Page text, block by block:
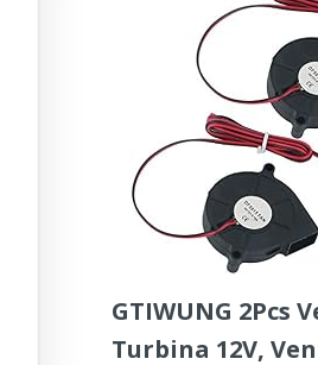
GTIWUNG 2Pcs
Turbina 12V,